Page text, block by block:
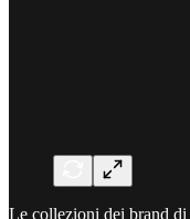
Le collezioni dei brand di